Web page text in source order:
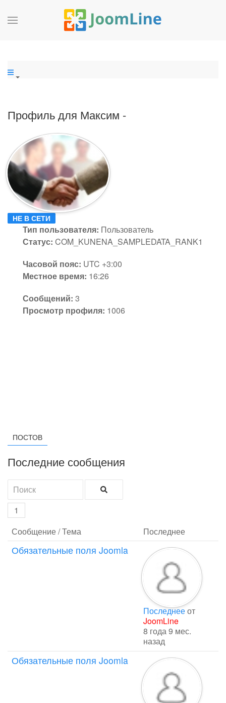
Профиль для Максим -
НЕ В СЕТИ
Тип пользователя: Пользователь
Статус: COM_KUNENA_SAMPLEDATA_RANK1
Часовой пояс: UTC +3:00
Местное время: 16:26
Сообщений: 3
Просмотр профиля: 1006
ПОСТОВ
Последние сообщения
1
Сообщение / Тема
Последнее
Обязательные поля Joomla
Последнееот
JoomLine
8 года 9 мес.
назад
Обязательные поля Joomla